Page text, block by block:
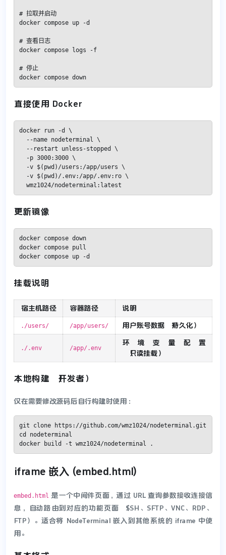
# 拉取并启动
docker compose up -d
# 查看日志
docker compose logs -f
# 停止
docker compose down
直接使用 Docker
docker run -d \
  --name nodeterminal \
  --restart unless-stopped \
  -p 3000:3000 \
  -v $(pwd)/users:/app/users \
  -v $(pwd)/.env:/app/.env:ro \
  wmz1024/nodeterminal:latest
更新镜像
docker compose down
docker compose pull
docker compose up -d
挂载说明
宿主机路径 容器路径 说明
./users/ /app/users/ 用户账号数据（持久化）
./.env /app/.env
环境变量配置
（只读挂载）
本地构建（开发者）
仅在需要修改源码后自行构建时使用：
git clone https://github.com/wmz1024/nodeterminal.git
cd nodeterminal
docker build -t wmz1024/nodeterminal .
iframe 嵌入 (embed.html)
embed.html 是一个中间件页面，通过 URL 查询参数接收连接信
息，自动路由到对应的功能页面（SSH、SFTP、VNC、RDP、
FTP）。适合将 NodeTerminal 嵌入到其他系统的 iframe 中使
用。